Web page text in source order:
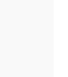
i dette